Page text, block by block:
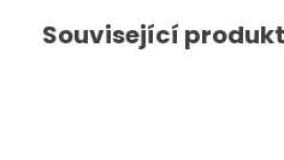
Související